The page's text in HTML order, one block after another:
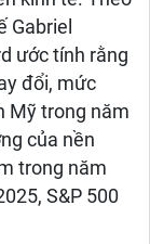
Gabriel
ước tính rằng
đổi, mức
Mỹ trong năm
của nền
trong năm
S&P 500